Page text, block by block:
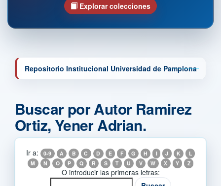
Explorar colecciones
Repositorio Institucional Universidad de Pamplona
Buscar por Autor Ramirez
Ortiz, Yener Adrian.
Ir a: 0-9 A B C D E F G H I J K
L
M
N O P Q R S T U V W X Y Z
O introducir las primeras letras: